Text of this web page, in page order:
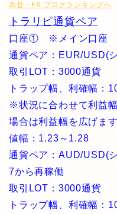
為替・FX ブログランキングへ
トラリピ通貨ペア
口座① ※メイン口座
通貨ペア：EUR/USD(
取引LOT：3000通貨
トラップ幅、利確幅：
※状況に合わせて利益
場合は利益幅を広げます
値幅：1.23～1.28
通貨ペア：AUD/USD(
7から再稼働
取引LOT：3000通貨
トラップ幅、利確幅：